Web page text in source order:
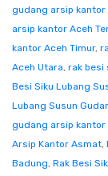
gudang arsip kantor
arsip kantor Aceh
kantor Aceh Timur,
Aceh Utara, rak besi
Besi Siku Lubang
Lubang Susun
gudang arsip kantor
Arsip Kantor Asmat,
Badung, Rak Besi